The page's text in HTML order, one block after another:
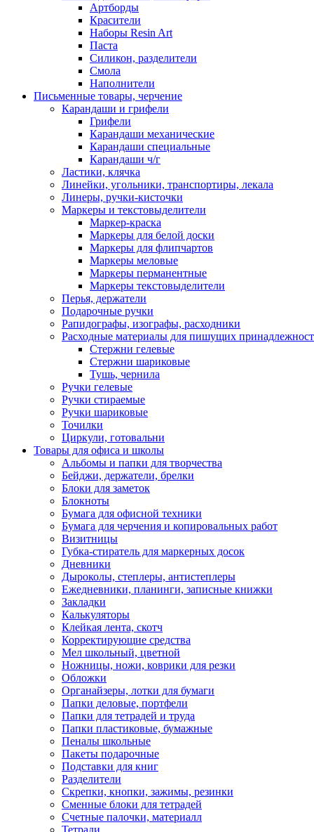
Артборды
Красители
Наборы Resin Art
Паста
Силикон, разделители
Смола
Наполнители
Письменные товары, черчение
Карандаши и грифели
Грифели
Карандаши механические
Карандаши специальные
Карандаши ч/г
Ластики, клячка
Линейки, угольники, транспортиры, лекала
Линеры, ручки-кисточки
Маркеры и текстовыделители
Маркер-краска
Маркеры для белой доски
Маркеры для флипчартов
Маркеры меловые
Маркеры перманентные
Маркеры текстовыделители
Перья, держатели
Подарочные ручки
Рапидографы, изографы, расходники
Расходные материалы для пишущих
Стержни гелевые
Стержни шариковые
Тушь, чернила
Ручки гелевые
Ручки стираемые
Ручки шариковые
Точилки
Циркули, готовальни
Товары для офиса и школы
Альбомы и папки для творчества
Бейджи, держатели, брелки
Блоки для заметок
Блокноты
Бумага для офисной техники
Бумага для черчения и копировальных работ
Визитницы
Губка-стиратель для маркерных досок
Дневники
Дыроколы, степлеры, антистеплеры
Ежедневники, планинги, записные книжки
Закладки
Калькуляторы
Клейкая лента, скотч
Корректирующие средства
Мел школьный, цветной
Ножницы, ножи, коврики для резки
Обложки
Органайзеры, лотки для бумаги
Папки деловые, портфели
Папки для тетрадей и труда
Папки пластиковые, бумажные
Пеналы школьные
Пакеты подарочные
Подставки для книг
Разделители
Скрепки, кнопки, зажимы, резинки
Сменные блоки для тетрадей
Счетные палочки, материалл
Тетради